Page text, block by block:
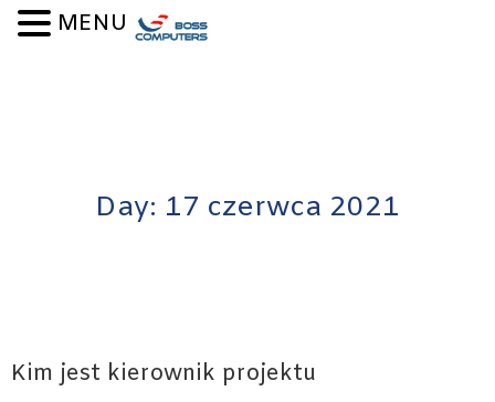
Skip to content
Day: 17 czerwca 2021
Kim jest kierownik projektu
MENU